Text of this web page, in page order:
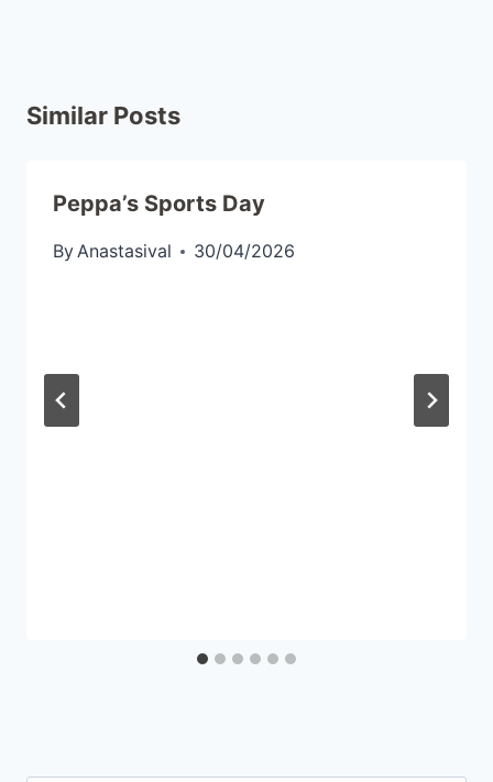
Similar Posts
Peppa’s Sports Day
ByAnastasival 30/04/2026